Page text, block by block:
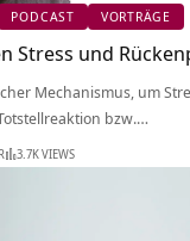
PODCAST VORTRÄGE
Stress und
Mechanismus, um
bzw.…
3.7K VIEWS